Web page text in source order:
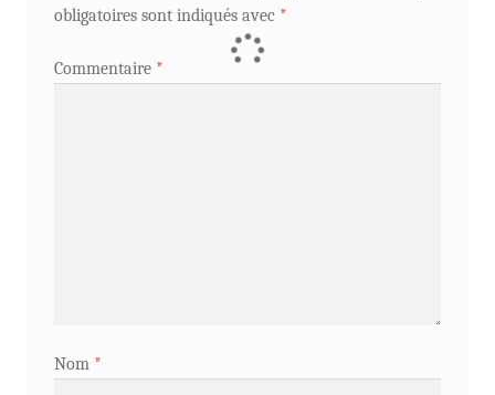
obligatoires sont indiqués avec *
Commentaire *
Nom *